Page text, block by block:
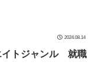
2024.08.14
イトジャンル 就職